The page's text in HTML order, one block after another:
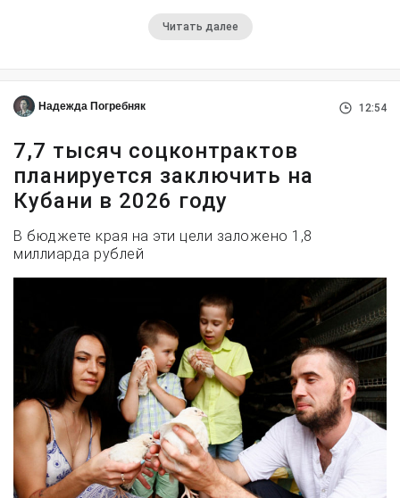
Читать далее
Надежда Погребняк 12:54
7,7 тысяч соцконтрактов
планируется заключить на
Кубани в 2026 году
В бюджете края на эти цели заложено 1,8
миллиарда рублей